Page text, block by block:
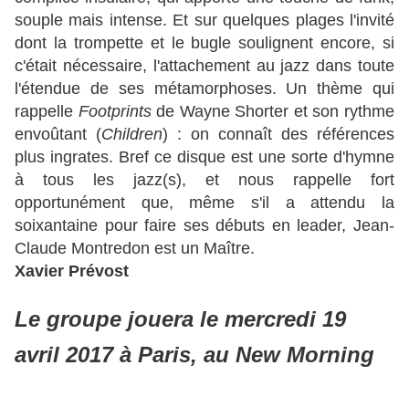
souple mais intense. Et sur quelques plages l'invité
dont la trompette et le bugle soulignent encore, si
c'était nécessaire, l'attachement au jazz dans toute
l'étendue de ses métamorphoses. Un thème qui
rappelle Footprintsde Wayne Shorter et son rythme
envoûtant (Children) : on connaît des références
plus ingrates. Bref ce disque est une sorte d'hymne
à tous les jazz(s), et nous rappelle fort
opportunément que, même s'il a attendu la
soixantaine pour faire ses débuts en leader, Jean-
Claude Montredon est un Maître.
Xavier Prévost
Le groupe jouera le mercredi 19
avril 2017 à Paris, au New Morning